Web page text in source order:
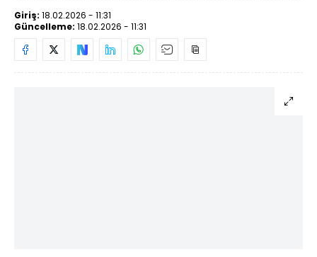
Giriş: 18.02.2026 - 11:31
Güncelleme: 18.02.2026 - 11:31